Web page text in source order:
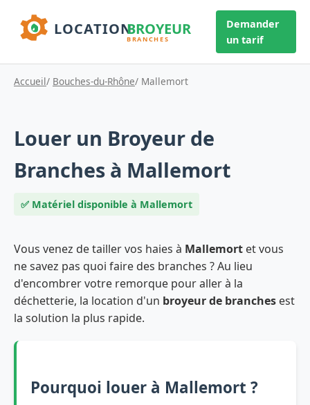
Demander
un tarif
Accueil/ Bouches-du-Rhône/ Mallemort
Louer un Broyeur de
Branches à Mallemort
✅ Matériel disponible à Mallemort
Vous venez de tailler vos haies à Mallemort et vous
ne savez pas quoi faire des branches ? Au lieu
d'encombrer votre remorque pour aller à la
déchetterie, la location d'un broyeur de branches est
la solution la plus rapide.
Pourquoi louer à Mallemort ?